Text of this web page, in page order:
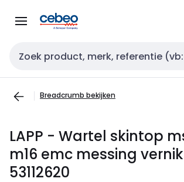
naar
naar
Zoekveld invoer
Breadcrumb bekijken
LAPP - Wartel skintop
m16 emc messing
53112620